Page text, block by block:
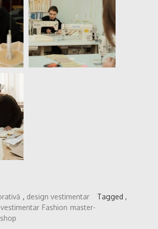
, design vestimentar
Tagged ,
Fashion master-